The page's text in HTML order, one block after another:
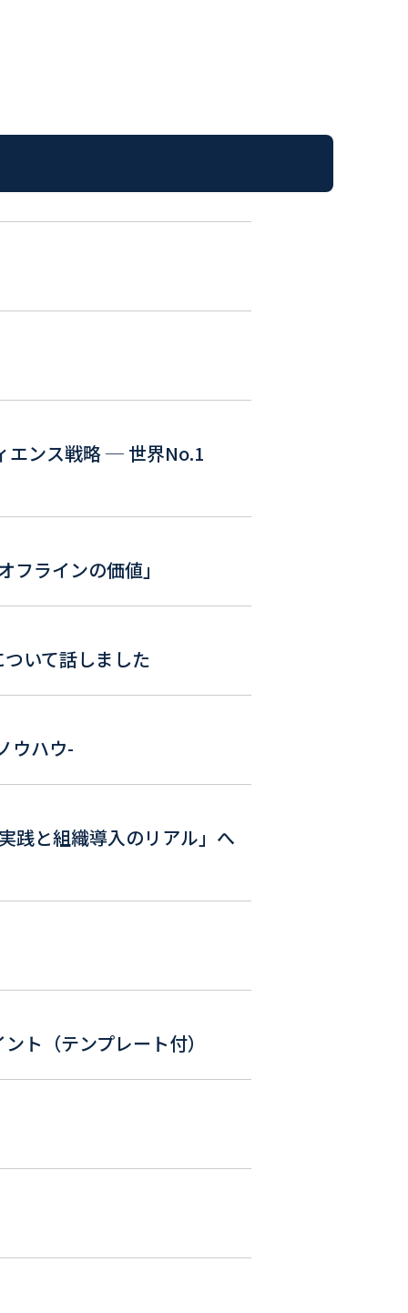
エンス戦略 ─ 世界No.1
ラインの価値」
いて話しました
ウハウ-
践と組織導入のリアル」へ
ト（テンプレート付）